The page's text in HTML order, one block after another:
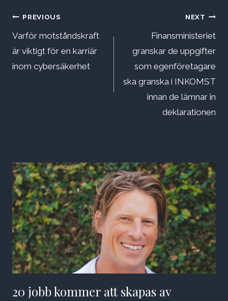
Inläggsnavigering
PREVIOUS
Varför motståndskraft
är viktigt för en karriär
inom cybersäkerhet
NEXT
Finansministeriet
granskar de uppgifter
som egenföretagare
ska granska i INKOMST
innan de lämnar in
deklarationen
20 jobb kommer att skapas av